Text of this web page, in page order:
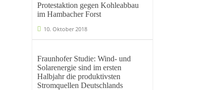
Protestaktion gegen Kohleabbau
im Hambacher Forst
10. Oktober 2018
Fraunhofer Studie: Wind- und
Solarenergie sind im ersten
Halbjahr die produktivsten
Stromquellen Deutschlands